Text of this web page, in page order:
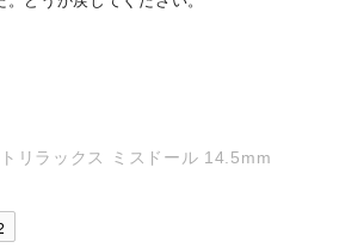
リラックス ミスドール 14.5mm